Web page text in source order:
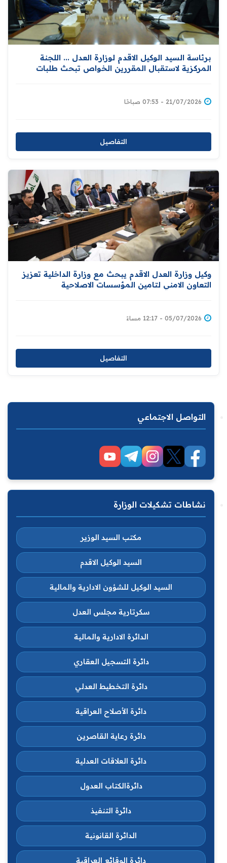
برئاسة السيد الوكيل الاقدم لوزارة العدل ... اللجنة
المركزية لاستقبال المقررين الخواص تبحث طلبات
21/07/2026 - 07:53 صباحًا
التفاصيل
وكيل وزارة العدل الاقدم يبحث مع وزارة الداخلية تعزيز
التعاون الامني لتامين المؤسسات الاصلاحية
05/07/2026 - 12:17 مساءً
التفاصيل
التواصل الاجتماعي
نشاطات تشكيلات الوزارة
مكتب السيد الوزير
السيد الوكيل الاقدم
السيد الوكيل للشؤون الادارية والمالية
سكرتارية مجلس العدل
الدائرة الادارية والمالية
دائرة التسجيل العقاري
دائرة التخطيط العدلي
دائرة الأصلاح العراقية
دائرة رعاية القاصرين
دائرة العلاقات العدلية
دائرةالكتاب العدول
دائرة التنفيذ
الدائرة القانونية
دائرة الوقائع العراقية